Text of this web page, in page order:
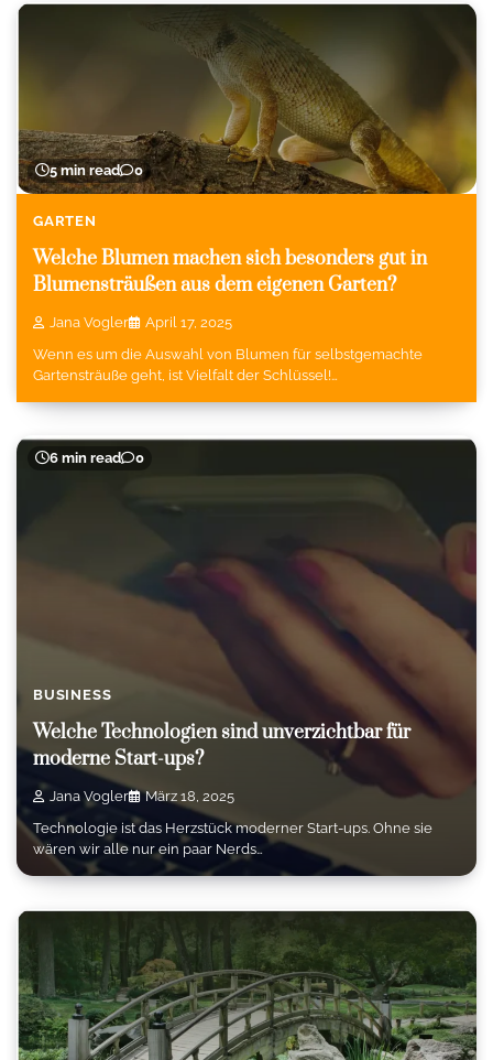
5 min read 0
GARTEN
Welche Blumen machen sich besonders gut in
Blumensträußen aus dem eigenen Garten?
Jana Vogler
April 17, 2025
Wenn es um die Auswahl von Blumen für selbstgemachte
Gartensträuße geht, ist Vielfalt der Schlüssel!…
6 min read 0
BUSINESS
Welche Technologien sind unverzichtbar für
moderne Start-ups?
Jana Vogler
März 18, 2025
Technologie ist das Herzstück moderner Start-ups. Ohne sie
wären wir alle nur ein paar Nerds…